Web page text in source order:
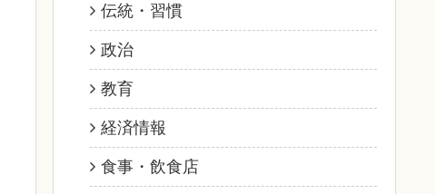
伝統・習慣
政治
教育
経済情報
食事・飲食店